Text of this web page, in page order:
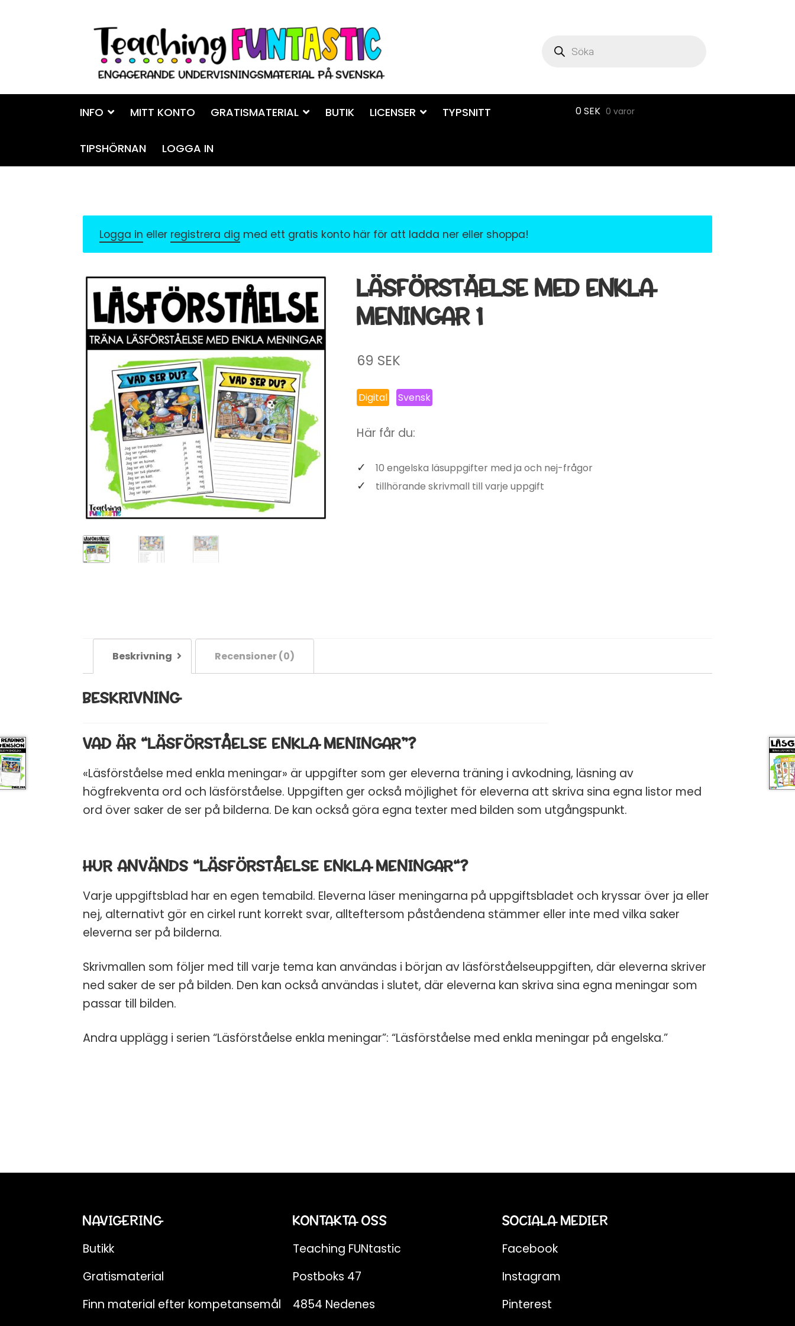
Hoppa
navigering
Gå
innehåll
INFO MITT KONTO GRATISMATERIAL BUTIK LICENSER TYPSNITT
TIPSHÖRNAN LOGGA IN
0SEK 0 varor
Logga in eller registrera dig med ett gratis konto här för att ladda ner eller shoppa!
LÄSFÖRSTÅELSE MED ENKLA
MENINGAR 1
69 SEK
Digital Svensk
Här får du:
10 engelska läsuppgifter med ja och nej-frågor
tillhörande skrivmall till varje uppgift
Beskrivning Recensioner (0)
BESKRIVNING
VAD ÄR “LÄSFÖRSTÅELSE ENKLA MENINGAR”?
«Läsförståelse med enkla meningar» är uppgifter som ger eleverna träning i avkodning, läsning av
högfrekventa ord och läsförståelse. Uppgiften ger också möjlighet för eleverna att skriva sina egna listor med
ord över saker de ser på bilderna. De kan också göra egna texter med bilden som utgångspunkt.
HUR ANVÄNDS “LÄSFÖRSTÅELSE ENKLA MENINGAR“?
Varje uppgiftsblad har en egen temabild. Eleverna läser meningarna på uppgiftsbladet och kryssar över ja eller
nej, alternativt gör en cirkel runt korrekt svar, allteftersom påståendena stämmer eller inte med vilka saker
eleverna ser på bilderna.
Skrivmallen som följer med till varje tema kan användas i början av läsförståelseuppgiften, där eleverna skriver
ned saker de ser på bilden. Den kan också användas i slutet, där eleverna kan skriva sina egna meningar som
passar till bilden.
Andra upplägg i serien “Läsförståelse enkla meningar”: “Läsförståelse med enkla meningar på engelska.”
NAVIGERING
Butikk
Gratismaterial
Finn material efter kompetansemål
KONTAKTA OSS
Teaching FUNtastic
Postboks 47
4854 Nedenes
SOCIALA MEDIER
Facebook
Instagram
Pinterest
inkorgen
Email
från Teaching FUNtastic. Du kan avsluta
prenumerationen när som helst.